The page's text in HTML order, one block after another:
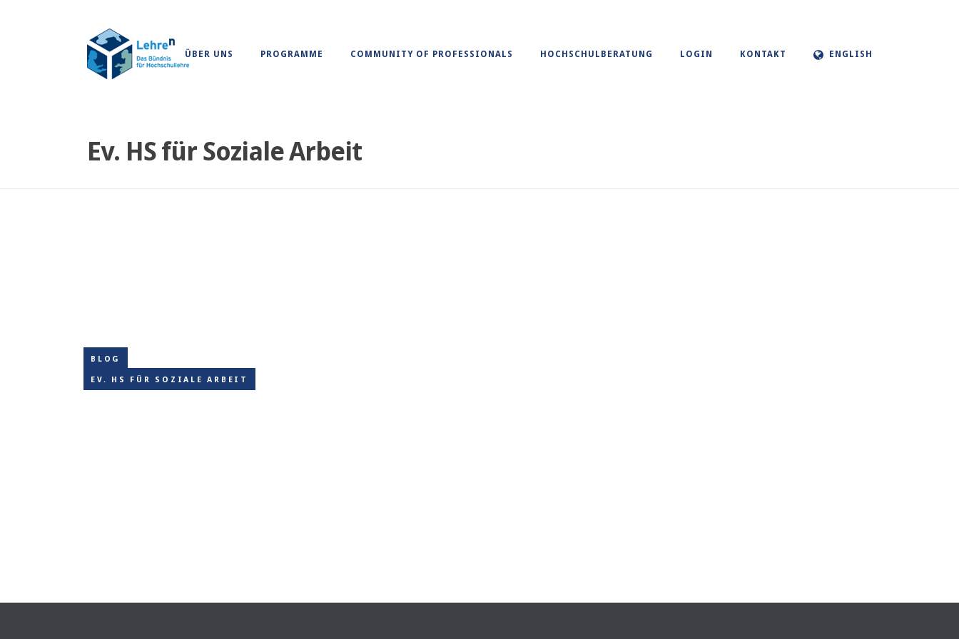
ÜBER UNS PROGRAMME COMMUNITY OF PROFESSIONALS HOCHSCHULBERATUNG LOGIN KONTAKT ENGLISH
Ev. HS für Soziale Arbeit
BLOG
EV. HS FÜR SOZIALE ARBEIT